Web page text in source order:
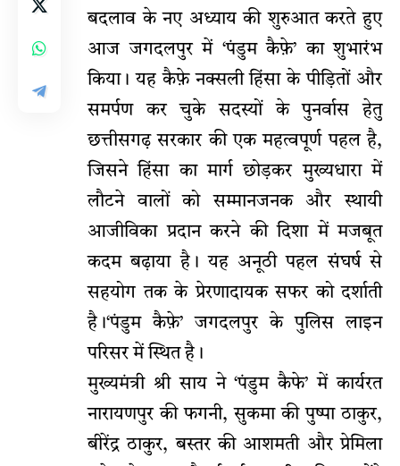
बदलाव के नए अध्याय की शुरुआत करते हुए
आज जगदलपुर में ‘पंडुम कैफ़े’ का शुभारंभ
किया। यह कैफ़े नक्सली हिंसा के पीड़ितों और
समर्पण कर चुके सदस्यों के पुनर्वास हेतु
छत्तीसगढ़ सरकार की एक महत्वपूर्ण पहल है,
जिसने हिंसा का मार्ग छोड़कर मुख्यधारा में
लौटने वालों को सम्मानजनक और स्थायी
आजीविका प्रदान करने की दिशा में मजबूत
कदम बढ़ाया है। यह अनूठी पहल संघर्ष से
सहयोग तक के प्रेरणादायक सफर को दर्शाती
है।‘पंडुम कैफ़े’ जगदलपुर के पुलिस लाइन
परिसर में स्थित है।
मुख्यमंत्री श्री साय ने ‘पंडुम कैफे’ में कार्यरत
नारायणपुर की फगनी, सुकमा की पुष्पा ठाकुर,
बीरेंद्र ठाकुर, बस्तर की आशमती और प्रेमिला